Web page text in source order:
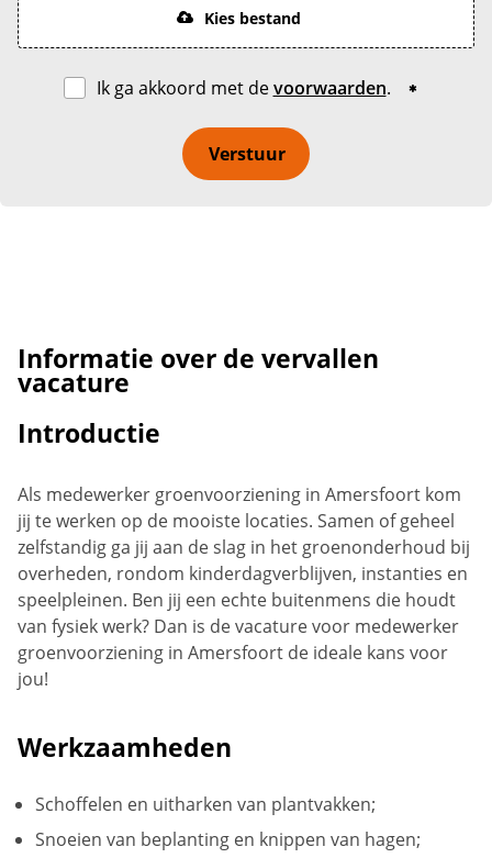
Kies bestand
Ik ga akkoord met devoorwaarden.
Verstuur
Informatie over de vervallen
vacature
Introductie
Als medewerker groenvoorziening in Amersfoort kom
jij te werken op de mooiste locaties. Samen of geheel
zelfstandig ga jij aan de slag in het groenonderhoud bij
overheden, rondom kinderdagverblijven, instanties en
speelpleinen. Ben jij een echte buitenmens die houdt
van fysiek werk? Dan is de vacature voor medewerker
groenvoorziening in Amersfoort de ideale kans voor
jou!
Werkzaamheden
Schoffelen en uitharken van plantvakken;
Snoeien van beplanting en knippen van hagen;